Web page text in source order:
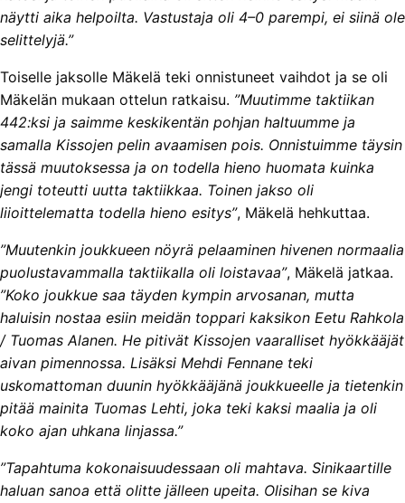
näytti aika helpoilta. Vastustaja oli 4–0 parempi, ei siinä ole
selittelyjä.”
Toiselle jaksolle Mäkelä teki onnistuneet vaihdot ja se oli
Mäkelän mukaan ottelun ratkaisu. ”Muutimme taktiikan
442:ksi ja saimme keskikentän pohjan haltuumme ja
samalla Kissojen pelin avaamisen pois. Onnistuimme täysin
tässä muutoksessa ja on todella hieno huomata kuinka
jengi toteutti uutta taktiikkaa. Toinen jakso oli
liioittelematta todella hieno esitys”, Mäkelä hehkuttaa.
”Muutenkin joukkueen nöyrä pelaaminen hivenen normaalia
puolustavammalla taktiikalla oli loistavaa”, Mäkelä jatkaa.
”Koko joukkue saa täyden kympin arvosanan, mutta
haluisin nostaa esiin meidän toppari kaksikon Eetu Rahkola
/ Tuomas Alanen. He pitivät Kissojen vaaralliset hyökkääjät
aivan pimennossa. Lisäksi Mehdi Fennane teki
uskomattoman duunin hyökkääjänä joukkueelle ja tietenkin
pitää mainita Tuomas Lehti, joka teki kaksi maalia ja oli
koko ajan uhkana linjassa.”
”Tapahtuma kokonaisuudessaan oli mahtava. Sinikaartille
haluan sanoa että olitte jälleen upeita. Olisihan se kiva